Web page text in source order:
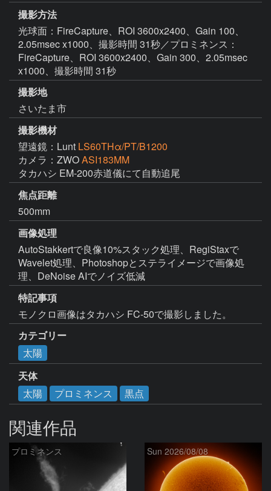
撮影方法
光球面：FireCapture、ROI 3600x2400、Gain 100、
2.05msec x1000、撮影時間 31秒／プロミネンス：
FireCapture、ROI 3600x2400、Gain 300、2.05msec
x1000、撮影時間 31秒
撮影地
さいたま市
撮影機材
望遠鏡：Lunt LS60THα/PT/B1200
カメラ：ZWOASI183MM
タカハシ EM-200赤道儀にて自動追尾
焦点距離
500mm
画像処理
AutoStakkertで良像10%スタック処理、RegiStaxで
Wavelet処理、Photoshopとステライメージで画像処
理、DeNoise AIでノイズ低減
特記事項
モノクロ画像はタカハシ FC-50で撮影しました。
カテゴリー
太陽
天体
太陽
プロミネンス 黒点
関連作品
プロミネンス Sun 2026/08/08